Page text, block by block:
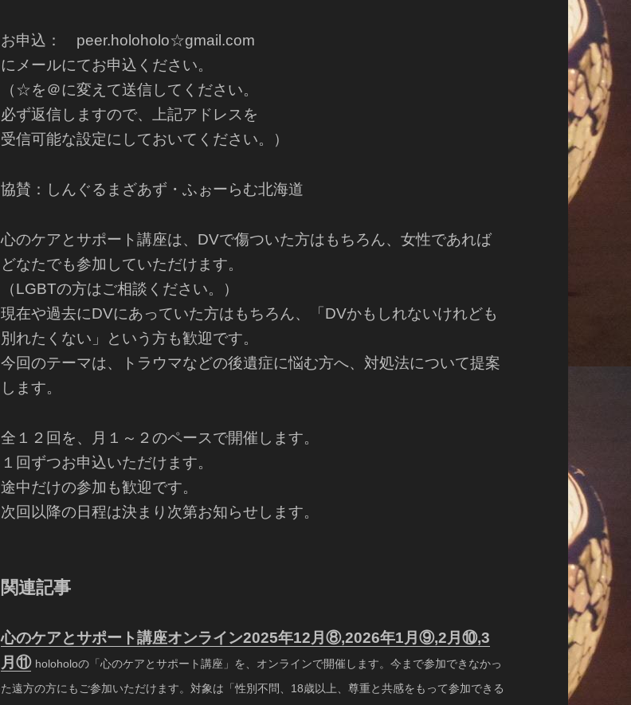
お申込： peer.holoholo☆gmail.com
にメールにてお申込ください。
（☆を＠に変えて送信してください。
必ず返信しますので、上記アドレスを
受信可能な設定にしておいてください。）
協賛：しんぐるまざあず・ふぉーらむ北海道
心のケアとサポート講座は、DVで傷ついた方はもちろん、女性であれば
どなたでも参加していただけます。
（LGBTの方はご相談ください。）
現在や過去にDVにあっていた方はもちろん、「DVかもしれないけれども
別れたくない」という方も歓迎です。
今回のテーマは、トラウマなどの後遺症に悩む方へ、対処法について提案
します。
全１２回を、月１～２のペースで開催します。
１回ずつお申込いただけます。
途中だけの参加も歓迎です。
次回以降の日程は決まり次第お知らせします。
関連記事
心のケアとサポート講座オンライン2025年12月⑧,2026年1月⑨,2月⑩,3
月⑪ holoholoの「心のケアとサポート講座」を、オンラインで開催します。今まで参加できなかっ
た遠方の方にもご参加いただけます。対象は「性別不問、18歳以上、尊重と共感をもって参加できる